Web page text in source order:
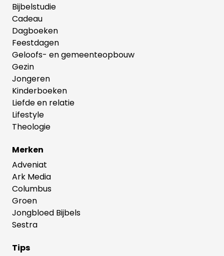
Bijbelstudie
Cadeau
Dagboeken
Feestdagen
Geloofs- en gemeenteopbouw
Gezin
Jongeren
Kinderboeken
Liefde en relatie
Lifestyle
Theologie
Merken
Adveniat
Ark Media
Columbus
Groen
Jongbloed Bijbels
Sestra
Tips